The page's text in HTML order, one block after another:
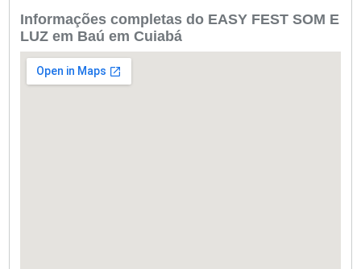
Informações completas do EASY FEST SOM E
LUZ em Baú em Cuiabá